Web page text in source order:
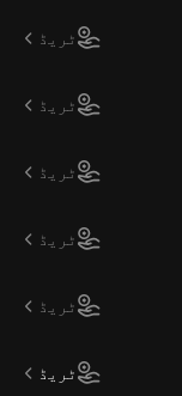
ٹریڈ
ٹریڈ
ٹریڈ
ٹریڈ
ٹریڈ
ٹریڈ